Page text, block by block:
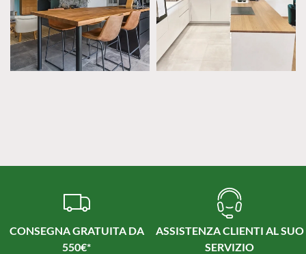
CONSEGNA GRATUITA DA
550€*
ASSISTENZA CLIENTI AL SUO
SERVIZIO